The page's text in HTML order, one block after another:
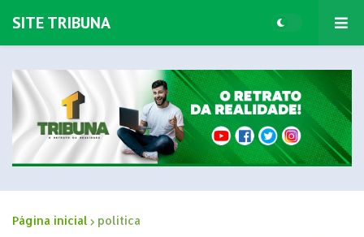
SITE TRIBUNA
Página inicial politica